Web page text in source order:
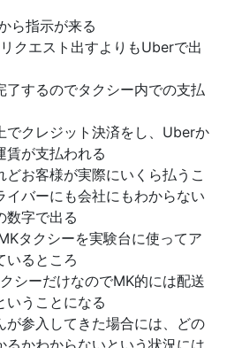
ら指示が来る
クエスト出すよりもUberで出
了するのでタクシー内での支払
でクレジット決済をし、Uberか
賃が支払われる
どお客様が実際にいくら払うこ
イバーにも会社にもわからない
数字で出る
タクシーを実験台に使ってア
いるところ
シーだけなのでMK的には配送
いうことになる
が参入してきた場合には、どの
るかわからないという状況には